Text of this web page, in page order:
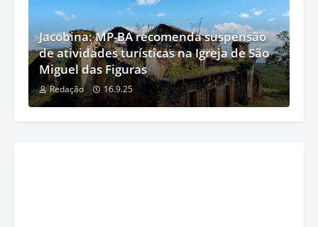
Jacobina: MP-BA recomenda suspensão
de atividades turísticas na Igreja de São
Miguel das Figuras
Redação 16.9.25